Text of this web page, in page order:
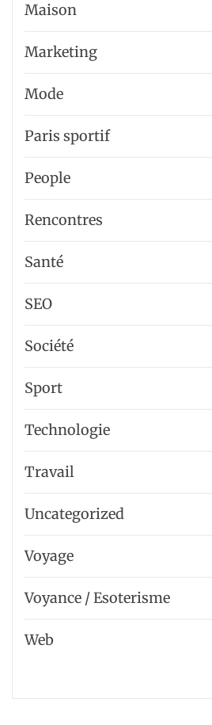
Maison
Marketing
Mode
Paris sportif
People
Rencontres
Santé
SEO
Société
Sport
Technologie
Travail
Uncategorized
Voyage
Voyance / Esoterisme
Web